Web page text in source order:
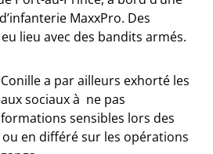
MaxxPro. Des
lieu avec des bandits armés.
a par ailleurs exhorté les
sociaux à ne pas
sensibles lors des
en différé sur les opérations